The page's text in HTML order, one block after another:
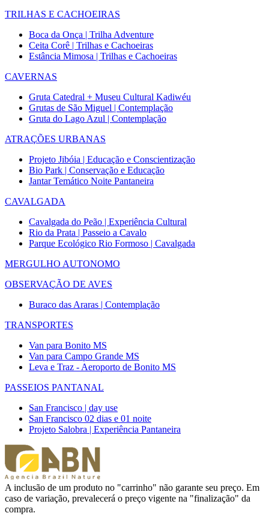
TRILHAS E CACHOEIRAS
Boca da Onça | Trilha Adventure
Ceita Corê | Trilhas e Cachoeiras
Estância Mimosa | Trilhas e Cachoeiras
CAVERNAS
Gruta Catedral + Museu Cultural Kadiwéu
Grutas de São Miguel | Contemplação
Gruta do Lago Azul | Contemplação
ATRAÇÕES URBANAS
Projeto Jibóia | Educação e Conscientização
Bio Park | Conservação e Educação
Jantar Temático Noite Pantaneira
CAVALGADA
Cavalgada do Peão | Experiência Cultural
Rio da Prata | Passeio a Cavalo
Parque Ecológico Rio Formoso | Cavalgada
MERGULHO AUTONOMO
OBSERVAÇÃO DE AVES
Buraco das Araras | Contemplação
TRANSPORTES
Van para Bonito MS
Van para Campo Grande MS
Leva e Traz - Aeroporto de Bonito MS
PASSEIOS PANTANAL
San Francisco | day use
San Francisco 02 dias e 01 noite
Projeto Salobra | Experiência Pantaneira
A inclusão de um produto no "carrinho" não garante seu preço. Em
caso de variação, prevalecerá o preço vigente na "finalização" da
compra.